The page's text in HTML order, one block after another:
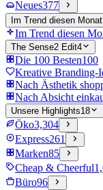
Neues377
Im Trend diesen Monat
Im Trend diesen
The Sense2 Edit4
Die 100 Besten100
Kreative Branding-
Nach Ästhetik
Nach Absicht
Unsere Highlights18
Öko3,304
Express261
Marken85
Cheap & Cheerful
Büro96